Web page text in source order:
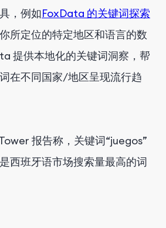
，例如FoxData 的关键词探索
所定位的特定地区和语言的数
提供本地化的关键词洞察，帮
在不同国家/地区呈现流行趋
报告称，关键词“juegos”
西班牙语市场搜索量最高的词